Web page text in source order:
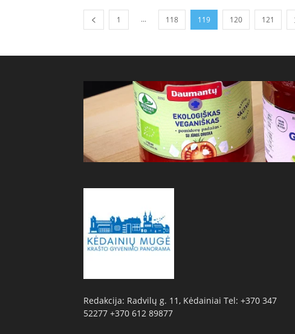
1 ... 118 119 120 121
Redakcija: Radvilų g. 11, Kėdainiai Tel: +370 347
52277 +370 612 89877